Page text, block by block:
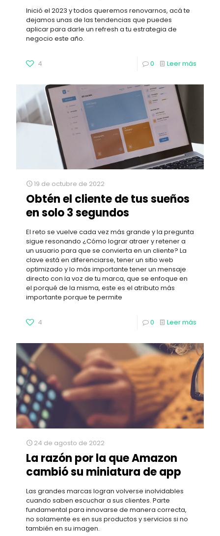
Inició el 2023 y todos queremos renovarnos, acá te
dejamos unas de las tendencias que puedes
aplicar para darle un refresh a tu estrategia de
negocio este año.
4 0 Leer más
19 de octubre de 2022
Obtén el cliente de tus sueños
en solo 3 segundos
El reto se vuelve cada vez más grande y la pregunta
sigue resonando ¿Cómo lograr atraer y retener a
un usuario para que se convierta en un cliente? La
clave está en diferenciarse, tener un sitio web
optimizado y lo más importante tener un mensaje
directo con la voz de tu marca, que se enfoque en
el porqué de la misma, este es el atributo más
importante porque te permite
4 0 Leer más
24 de agosto de 2022
La razón por la que Amazon
cambió su miniatura de app
Las grandes marcas logran volverse inolvidables
cuando saben escuchar a sus clientes. Parte
fundamental para innovarse de manera correcta,
no solamente es en sus productos y servicios si no
también en su imagen.